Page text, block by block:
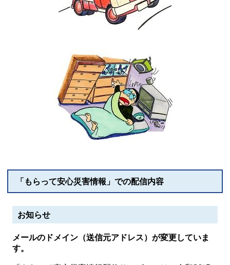
「もらって安心災害情報」での配信内容
お知らせ
メールのドメイン（送信元アドレス）が変更していま
す。